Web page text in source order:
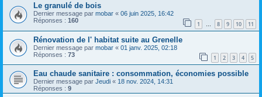
Le granulé de bois
Dernier message par mobar « 06 juin 2025, 16:42
Réponses : 160 1 … 8 9 10 11
Rénovation de l' habitat suite au Grenelle
Dernier message par mobar « 01 janv. 2025, 02:18
Réponses : 73 1 2 3 4 5
Eau chaude sanitaire : consommation, économies possible
Dernier message par Jeudi « 18 nov. 2024, 14:31
Réponses : 9